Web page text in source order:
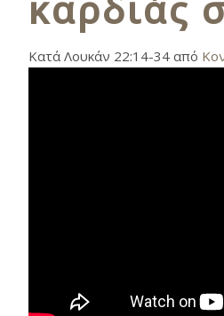
Κατά Λουκάν 22:14-34 από